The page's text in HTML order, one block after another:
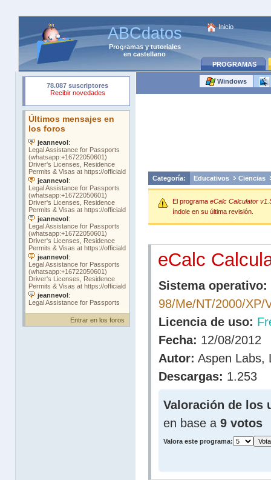
ABCdatos
Programasytutoriales
en castellano
Inicio
PROGRAMAS
Entrar en los foros
Windows
Categoría: Educativos Ciencias
El programa eCalc Calculator
índole en su última revisión.
eCalc
Sistema operativo:
98/Me/NT/2000/XP/
Licencia de uso:
Fecha: 12/08/2012
Autor: Aspen Labs,
Descargas: 1.253
Valoración de los
en base a 9 votos
Valora este programa: